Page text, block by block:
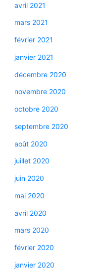
avril 2021
mars 2021
février 2021
janvier 2021
décembre 2020
novembre 2020
octobre 2020
septembre 2020
août 2020
juillet 2020
juin 2020
mai 2020
avril 2020
mars 2020
février 2020
janvier 2020